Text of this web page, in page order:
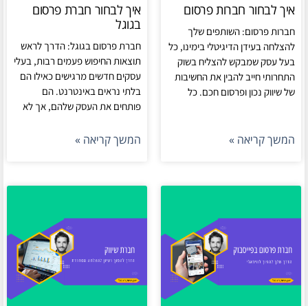
איך לבחור חברות פרסום
חברות פרסום: השותפים שלך
להצלחה בעידן הדיגיטלי בימינו, כל
בעל עסק שמבקש להצליח בשוק
התחרותי חייב להבין את החשיבות
של שיווק נכון ופרסום חכם. כל
המשך קריאה »
איך לבחור חברת פרסום
בגוגל
חברת פרסום בגוגל: הדרך לראש
תוצאות החיפוש פעמים רבות, בעלי
עסקים חדשים מרגישים כאילו הם
בלתי נראים באינטרנט. הם
פותחים את העסק שלהם, אך לא
המשך קריאה »